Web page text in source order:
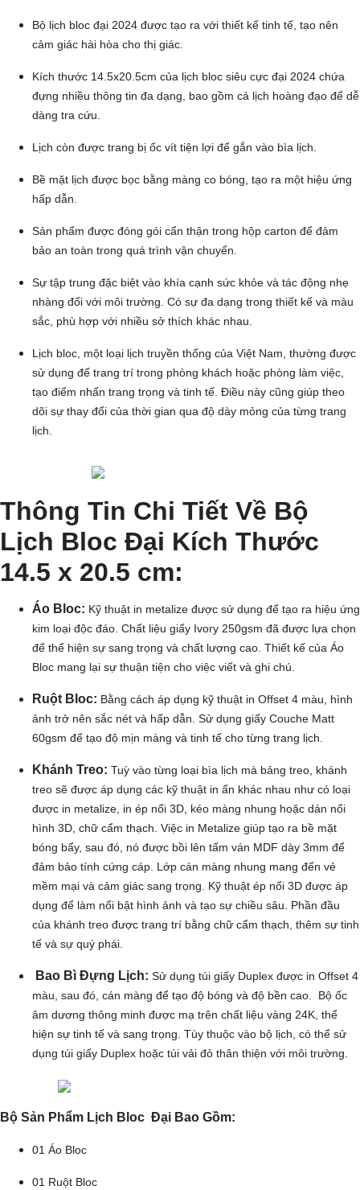
Bộ lịch bloc đại 2024 được tạo ra với thiết kế tinh tế, tạo nên
cảm giác hài hòa cho thị giác.
Kích thước 14.5x20.5cm của lịch bloc siêu cực đại 2024 chứa
đựng nhiều thông tin đa dạng, bao gồm cả lịch hoàng đạo để dễ
dàng tra cứu.
Lịch còn được trang bị ốc vít tiện lợi để gắn vào bìa lịch.
Bề mặt lịch được bọc bằng màng co bóng, tạo ra một hiệu ứng
hấp dẫn.
Sản phẩm được đóng gói cẩn thận trong hộp carton để đảm
bảo an toàn trong quá trình vận chuyển.
Sự tập trung đặc biệt vào khía cạnh sức khỏe và tác động nhẹ
nhàng đối với môi trường. Có sự đa dạng trong thiết kế và màu
sắc, phù hợp với nhiều sở thích khác nhau.
Lịch bloc, một loại lịch truyền thống của Việt Nam, thường được
sử dụng để trang trí trong phòng khách hoặc phòng làm việc,
tạo điểm nhấn trang trọng và tinh tế. Điều này cũng giúp theo
dõi sự thay đổi của thời gian qua độ dày mỏng của từng trang
lịch.​
Thông Tin Chi Tiết Về Bộ
Lịch Bloc Đại Kích Thước
14.5 x 20.5 cm:
Áo Bloc: Kỹ thuật in metalize được sử dụng để tạo ra hiệu ứng
kim loại độc đáo. Chất liệu giấy Ivory 250gsm đã được lựa chọn
để thể hiện sự sang trọng và chất lượng cao. Thiết kế của Áo
Bloc mang lại sự thuận tiện cho việc viết và ghi chú.
Ruột Bloc: Bằng cách áp dụng kỹ thuật in Offset 4 màu, hình
ảnh trở nên sắc nét và hấp dẫn. Sử dụng giấy Couche Matt
60gsm để tạo độ mịn màng và tinh tế cho từng trang lịch.
Khánh Treo: Tuỳ vào từng loại bìa lịch mà bảng treo, khánh
treo sẽ được áp dụng các kỹ thuật in ấn khác nhau như có loại
được in metalize, in ép nổi 3D, kéo màng nhung hoặc dán nổi
hình 3D, chữ cẩm thạch. Việc in Metalize giúp tạo ra bề mặt
bóng bẩy, sau đó, nó được bồi lên tấm ván MDF dày 3mm để
đảm bảo tính cứng cáp. Lớp cán màng nhung mang đến vẻ
mềm mại và cảm giác sang trọng. Kỹ thuật ép nổi 3D được áp
dụng để làm nổi bật hình ảnh và tạo sự chiều sâu. Phần đầu
của khánh treo được trang trí bằng chữ cẩm thạch, thêm sự tinh
tế và sự quý phái.
Bao Bì Đựng Lịch: Sử dụng túi giấy Duplex được in Offset 4
màu, sau đó, cán màng để tạo độ bóng và độ bền cao. Bộ ốc
âm dương thông minh được mạ trên chất liệu vàng 24K, thể
hiện sự tinh tế và sang trọng. Tùy thuộc vào bộ lịch, có thể sử
dụng túi giấy Duplex hoặc túi vải đỏ thân thiện với môi trường.
Bộ Sản Phẩm Lịch Bloc Đại Bao Gồm:
01 Áo Bloc
01 Ruột Bloc